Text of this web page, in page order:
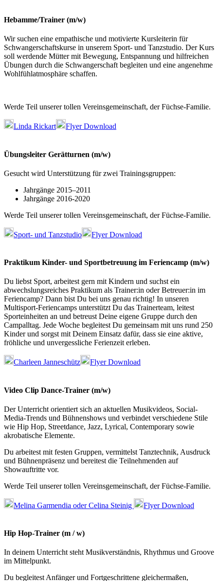
Hebamme/Trainer (m/w)
Wir suchen eine empathische und motivierte Kursleiterin für
Schwangerschaftskurse in unserem Sport- und Tanzstudio. Der Kurs
soll werdende Mütter mit Bewegung, Entspannung und hilfreichen
Übungen durch die Schwangerschaft begleiten und eine angenehme
Wohlfühlatmosphäre schaffen.
Werde Teil unserer tollen Vereinsgemeinschaft, der Füchse-Familie.
Linda Rickart Flyer Download
Übungsleiter Gerätturnen (m/w)
Gesucht wird Unterstützung für zwei Trainingsgruppen:
Jahrgänge 2015–2011
Jahrgänge 2016-2020
Werde Teil unserer tollen Vereinsgemeinschaft, der Füchse-Familie.
Sport- und Tanzstudio Flyer Download
Praktikum Kinder- und Sportbetreuung im Feriencamp (m/w)
Du liebst Sport, arbeitest gern mit Kindern und suchst ein
abwechslungsreiches Praktikum als Trainer:in oder Betreuer:in im
Feriencamp? Dann bist Du bei uns genau richtig! In unseren
Multisport-Feriencamps unterstützt Du das Trainerteam, leitest
Sporteinheiten an und betreust Deine eigene Gruppe durch den
Campalltag. Jede Woche begleitest Du gemeinsam mit uns rund 250
Kinder und sorgst mit Deinem Einsatz dafür, dass sie eine aktive,
fröhliche und unvergessliche Ferienzeit erleben.
Charleen Janneschütz Flyer Download
Video Clip Dance-Trainer (m/w)
Der Unterricht orientiert sich an aktuellen Musikvideos, Social-
Media-Trends und Bühnenshows und verbindet verschiedene Stile
wie Hip Hop, Streetdance, Jazz, Lyrical, Contemporary sowie
akrobatische Elemente.
Du arbeitest mit festen Gruppen, vermittelst Tanztechnik, Ausdruck
und Bühnenpräsenz und bereitest die Teilnehmenden auf
Showauftritte vor.
Werde Teil unserer tollen Vereinsgemeinschaft, der Füchse-Familie.
Melina Garmendia oder Celina Steinig Flyer Download
Hip Hop-Trainer (m / w)
In deinem Unterricht steht Musikverständnis, Rhythmus und Groove
im Mittelpunkt.
Du begleitest Anfänger und Fortgeschrittene gleichermaßen,